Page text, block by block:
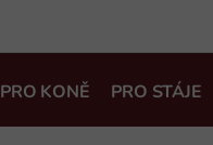
PRO KONĚ PRO STÁJE